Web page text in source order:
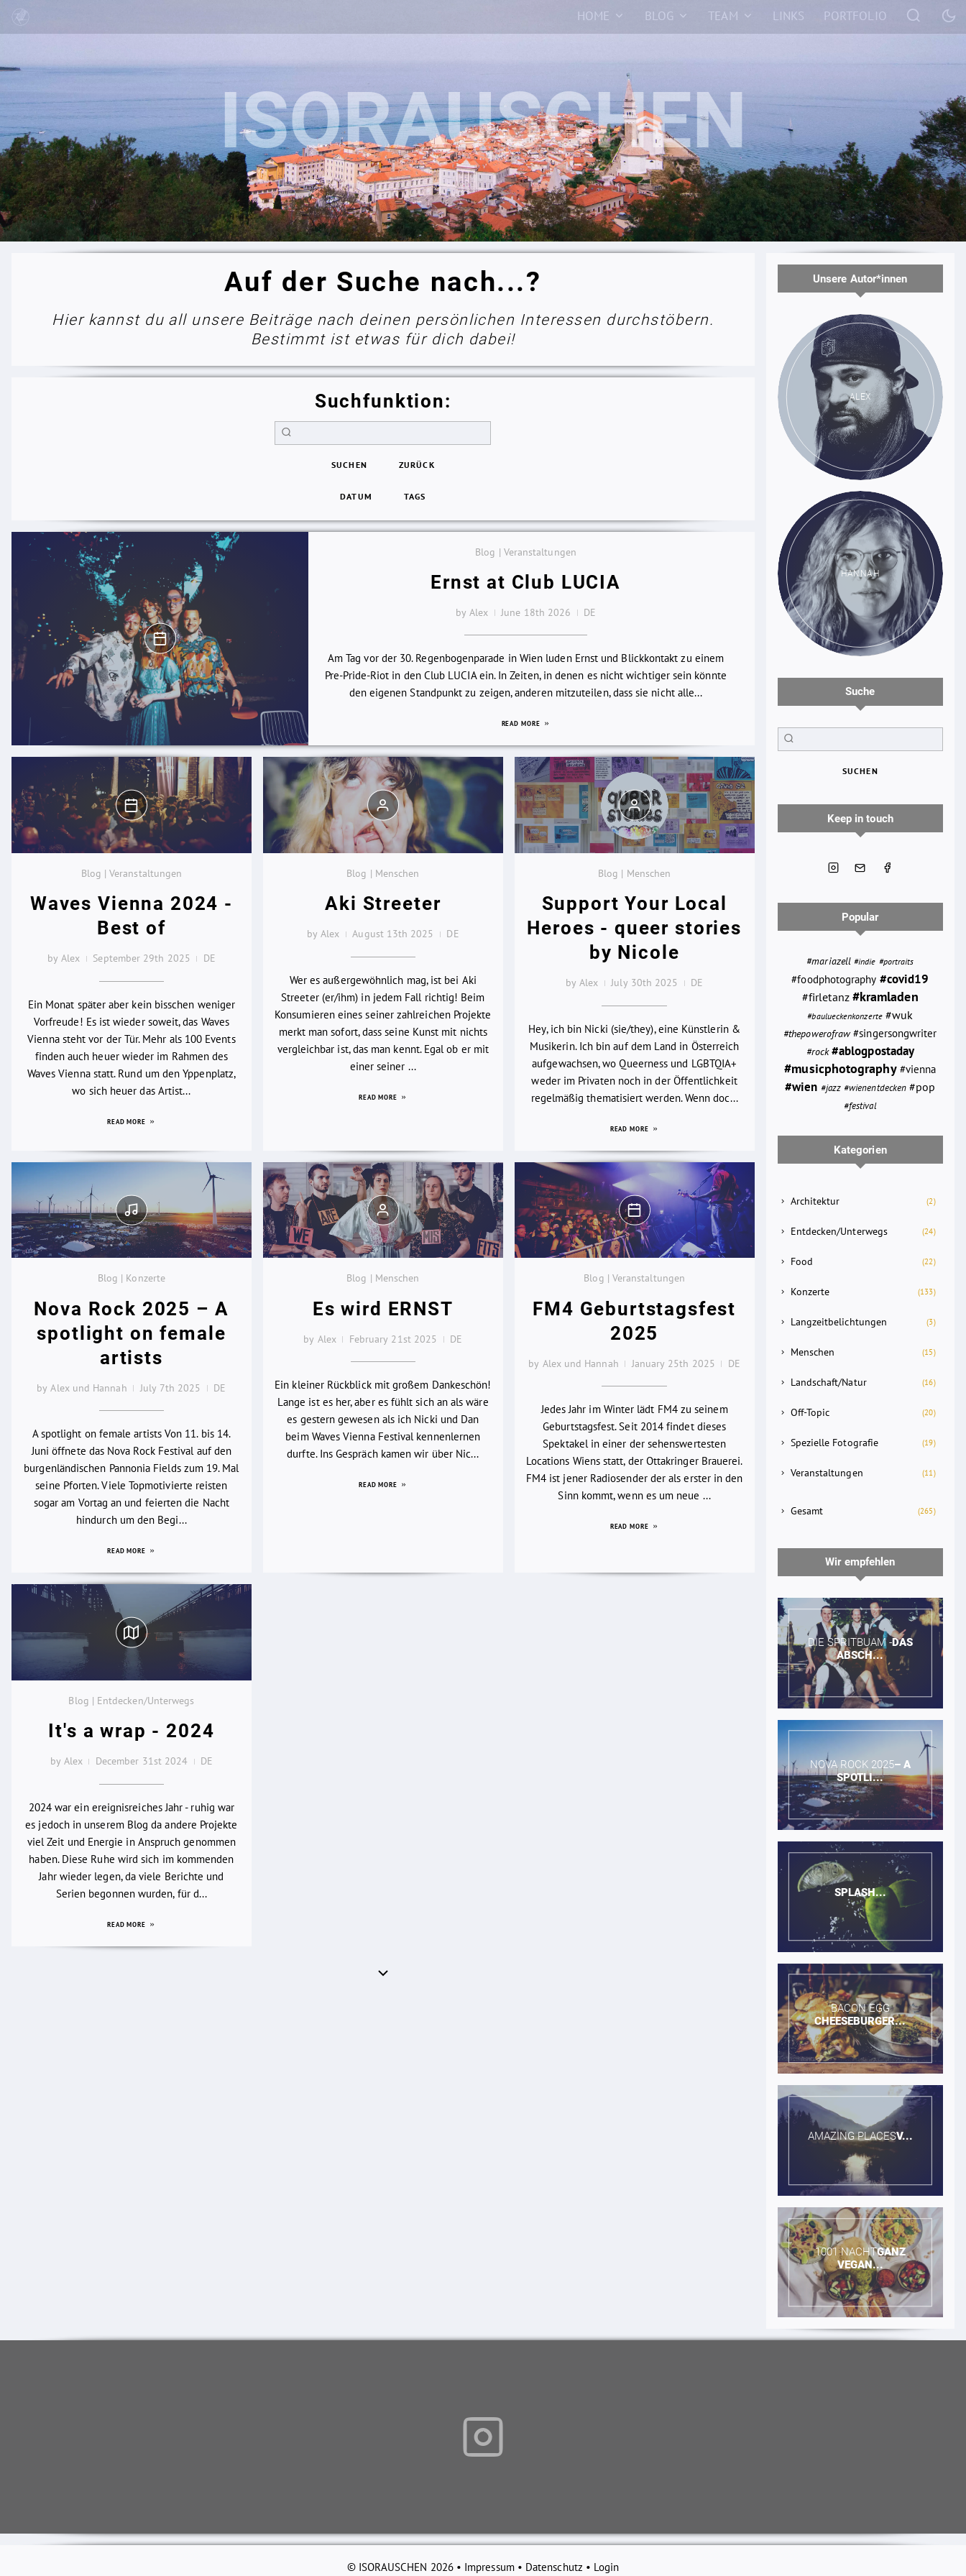
HOME BLOG TEAM LINKS PORTFOLIO
Auf der Suche nach...?
Hier kannst du all unsere Beiträge nach deinen persönlichen Interessen durchstöbern.
Bestimmt ist etwas für dich dabei!
Suchfunktion:
SUCHEN ZURÜCK
DATUM TAGS
Blog | Veranstaltungen
Ernst at Club LUCIA
by Alex June 18th 2026 DE
Am Tag vor der 30. Regenbogenparade in Wien luden Ernst und Blickkontakt zu einem
Pre-Pride-Riot in den Club LUCIA ein. In Zeiten, in denen es nicht wichtiger sein könnte
den eigenen Standpunkt zu zeigen, anderen mitzuteilen, dass sie nicht alle...
READ MORE
Blog | Veranstaltungen
Waves Vienna 2024 -
Best of
by Alex September 29th 2025 DE
Ein Monat später aber kein bisschen weniger
Vorfreude! Es ist wieder soweit, das Waves
Vienna steht vor der Tür. Mehr als 100 Events
finden auch heuer wieder im Rahmen des
Waves Vienna statt. Rund um den Yppenplatz,
wo sich heuer das Artist...
READ MORE
Blog | Menschen
Aki Streeter
by Alex August 13th 2025 DE
Wer es außergewöhnlich mag, ist bei Aki
Streeter (er/ihm) in jedem Fall richtig! Beim
Konsumieren eines seiner zahlreichen Projekte
merkt man sofort, dass seine Kunst mit nichts
vergleichbar ist, das man kennt. Egal ob er mit
einer seiner ...
READ MORE
Blog | Menschen
Support Your Local
Heroes - queer stories
by Nicole
by Alex July 30th 2025 DE
Hey, ich bin Nicki (sie/they), eine Künstlerin &
Musikerin. Ich bin auf dem Land in Österreich
aufgewachsen, wo Queerness und LGBTQIA+
weder im Privaten noch in der Öffentlichkeit
regelmäßig thematisiert werden. Wenn doc...
READ MORE
Blog | Konzerte
Nova Rock 2025 – A
spotlight on female
artists
by Alex und Hannah July 7th 2025 DE
A spotlight on female artists Von 11. bis 14.
Juni öffnete das Nova Rock Festival auf den
burgenländischen Pannonia Fields zum 19. Mal
seine Pforten. Viele Topmotivierte reisten
sogar am Vortag an und feierten die Nacht
hindurch um den Begi...
READ MORE
Blog | Menschen
Es wird ERNST
by Alex February 21st 2025 DE
Ein kleiner Rückblick mit großem Dankeschön!
Lange ist es her, aber es fühlt sich an als wäre
es gestern gewesen als ich Nicki und Dan
beim Waves Vienna Festival kennenlernen
durfte. Ins Gespräch kamen wir über Nic...
READ MORE
Blog | Veranstaltungen
FM4 Geburtstagsfest
2025
by Alex und Hannah January 25th 2025 DE
Jedes Jahr im Winter lädt FM4 zu seinem
Geburtstagsfest. Seit 2014 findet dieses
Spektakel in einer der sehenswertesten
Locations Wiens statt, der Ottakringer Brauerei.
FM4 ist jener Radiosender der als erster in den
Sinn kommt, wenn es um neue ...
READ MORE
Blog | Entdecken/Unterwegs
It's a wrap - 2024
by Alex December 31st 2024 DE
2024 war ein ereignisreiches Jahr - ruhig war
es jedoch in unserem Blog da andere Projekte
viel Zeit und Energie in Anspruch genommen
haben. Diese Ruhe wird sich im kommenden
Jahr wieder legen, da viele Berichte und
Serien begonnen wurden, für d...
READ MORE
Unsere Autor*innen
ALEX
HANNAH
Suche
SUCHEN
Keep in touch
Popular
#mariazell #indie #portraits
#foodphotography #covid19
#firletanz #kramladen
#baulueckenkonzerte #wuk
#thepowerofraw #singersongwriter
#rock #ablogpostaday
#musicphotography #vienna
#wien #jazz #wienentdecken #pop
#festival
Kategorien
Architektur (2)
Entdecken/Unterwegs (24)
Food (22)
Konzerte (133)
Langzeitbelichtungen (3)
Menschen (15)
Landschaft/Natur (16)
Off-Topic (20)
Spezielle Fotografie (19)
Veranstaltungen (11)
Gesamt (265)
Wir empfehlen
DIE SPRITBUAM -​DAS
ABSCH...
NOVA ROCK 2025​– A
SPOTLI...
SPLASH...
BACON EGG​
CHEESEBURGER...
AMAZING PLACES​V...
1001 NACHT​GANZ
VEGAN...
© ISORAUSCHEN 2026 • Impressum• Datenschutz • Login